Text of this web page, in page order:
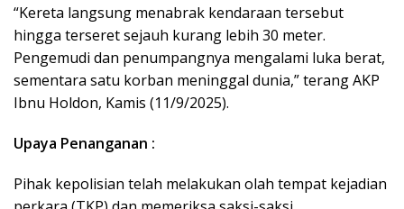
“Kereta langsung menabrak kendaraan tersebut
hingga terseret sejauh kurang lebih 30 meter.
Pengemudi dan penumpangnya mengalami luka berat,
sementara satu korban meninggal dunia,” terang AKP
Ibnu Holdon, Kamis (11/9/2025).
Upaya Penanganan :
Pihak kepolisian telah melakukan olah tempat kejadian